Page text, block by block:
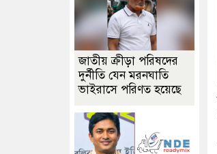
জাতীয় ক্রীড়া পরিষদের
দুর্নীতি যেন মরনঘাতি
ভাইরাসে পরিণত হয়েছে